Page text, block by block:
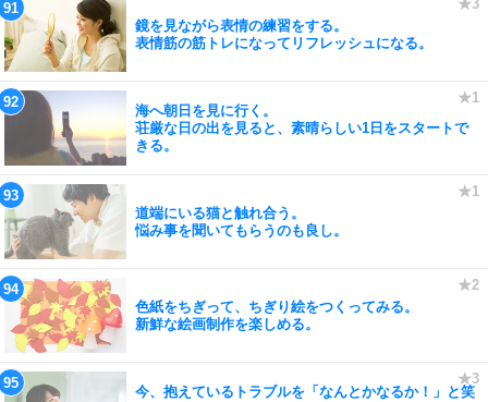
鏡を見ながら表情の練習をする。
表情筋の筋トレになってリフレッシュになる。
海へ朝日を見に行く。
荘厳な日の出を見ると、素晴らしい1日をスタートで
きる。
道端にいる猫と触れ合う。
悩み事を聞いてもらうのも良し。
色紙をちぎって、ちぎり絵をつくってみる。
新鮮な絵画制作を楽しめる。
今、抱えているトラブルを「なんとかなるか！」と笑